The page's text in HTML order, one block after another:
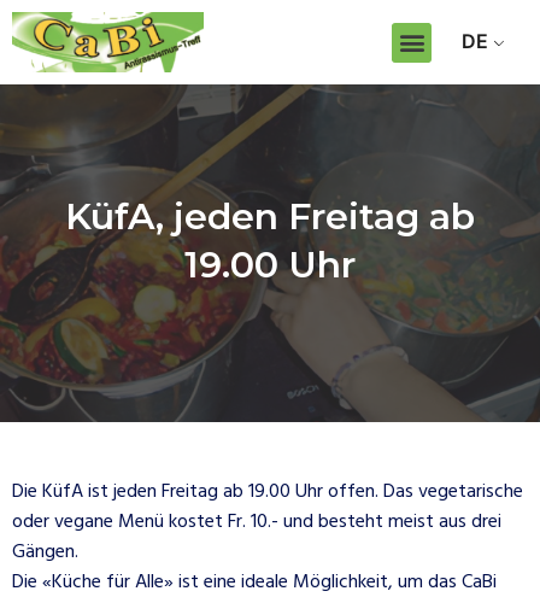
DE
KüfA, jeden Freitag ab
19.00 Uhr
Die KüfA ist jeden Freitag ab 19.00 Uhr offen. Das vegetarische
oder vegane Menü kostet Fr. 10.- und besteht meist aus drei
Gängen.
Die «Küche für Alle» ist eine ideale Möglichkeit, um das CaBi